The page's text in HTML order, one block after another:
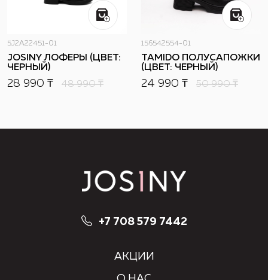
5J2A22451-01
JOSINY ЛОФЕРЫ (ЦВЕТ:
ЧЕРНЫЙ)
28 990 ₸ 48 990₸
156542554-01
TAMIDO ПОЛУСАПОЖКИ
(ЦВЕТ: ЧЕРНЫЙ)
24 990 ₸ 50 990₸
+7 708 579 7442
АКЦИИ